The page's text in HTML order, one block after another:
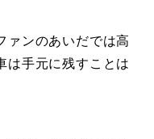
ァンのあいだでは高
は手元に残すことは